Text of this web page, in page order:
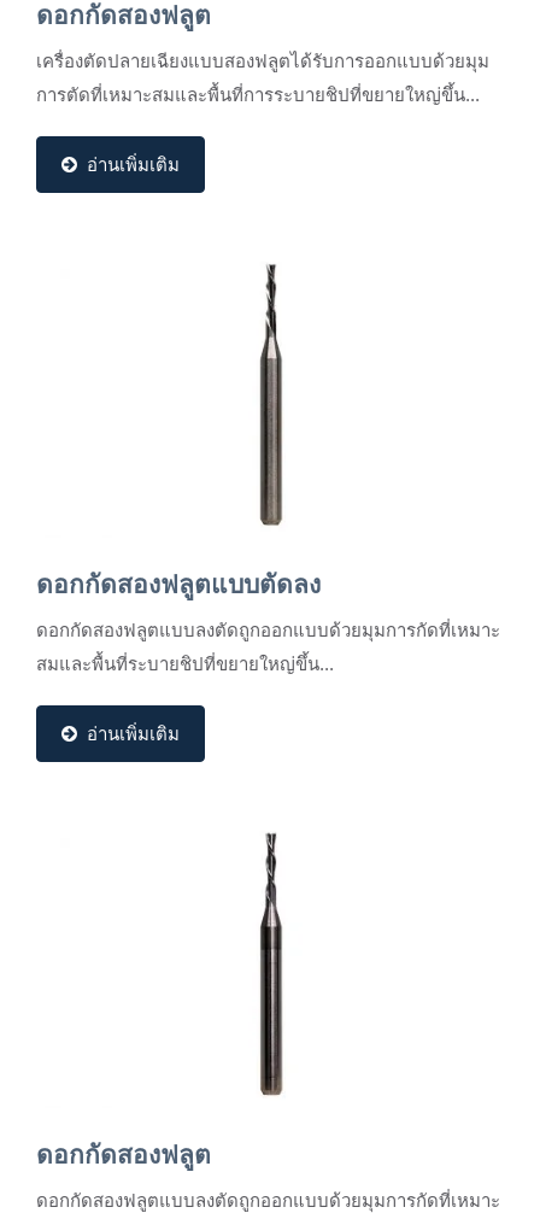
ดอกกัดสองฟลูต
เครื่องตัดปลายเฉียงแบบสองฟลูตได้รับการออกแบบด้วยมุม
การตัดที่เหมาะสมและพื้นที่การระบายชิปที่ขยายใหญ่ขึ้น...
อ่านเพิ่มเติม
ดอกกัดสองฟลูตแบบตัดลง
ดอกกัดสองฟลูตแบบลงตัดถูกออกแบบด้วยมุมการกัดที่เหมาะ
สมและพื้นที่ระบายชิปที่ขยายใหญ่ขึ้น...
อ่านเพิ่มเติม
ดอกกัดสองฟลูต
ดอกกัดสองฟลูตแบบลงตัดถูกออกแบบด้วยมุมการกัดที่เหมาะ